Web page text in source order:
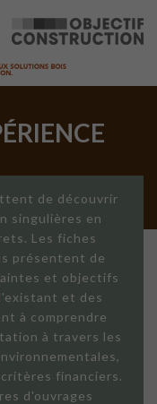
de découvrir
singulières en
Les fiches
présentent de
et objectifs
et des
à comprendre
à travers les
financiers.
d'ouvrages